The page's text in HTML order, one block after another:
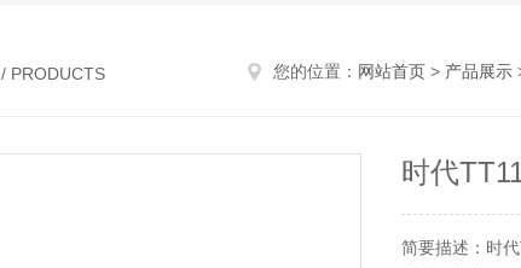
/ PRODUCTS 您的位置： 网站首页 > 产品展示
时代
简要描述：时